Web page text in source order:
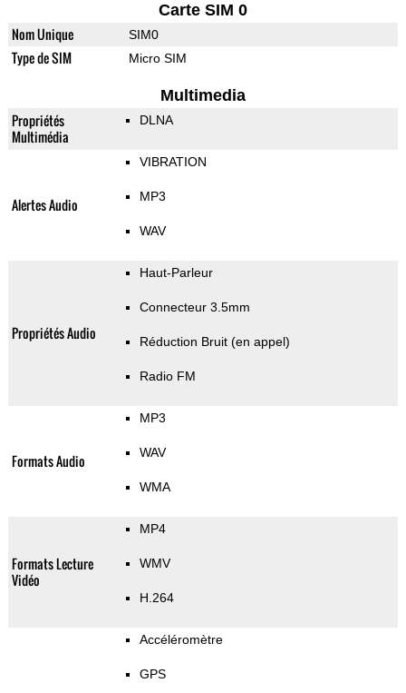
Carte SIM 0
Nom Unique SIM0
Type de SIM Micro SIM
Multimedia
Propriétés
Multimédia
DLNA
Alertes Audio
VIBRATION
MP3
WAV
Propriétés Audio
Haut-Parleur
Connecteur 3.5mm
Réduction Bruit (en appel)
Radio FM
Formats Audio
MP3
WAV
WMA
Formats Lecture
Vidéo
MP4
WMV
H.264
Accéléromètre
GPS